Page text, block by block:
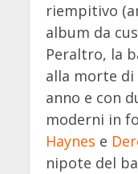
riempitivo
album da
Peraltro, la
alla morte di
anno e con
moderni in
Haynes e
nipote del